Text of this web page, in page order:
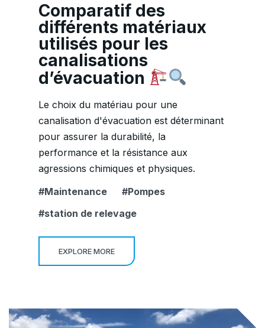
Comparatif des
différents matériaux
utilisés pour les
canalisations
d’évacuation
Le choix du matériau pour une
canalisation d'évacuation est déterminant
pour assurer la durabilité, la
performance et la résistance aux
agressions chimiques et physiques.
Maintenance
Pompes
station de relevage
EXPLORE MORE